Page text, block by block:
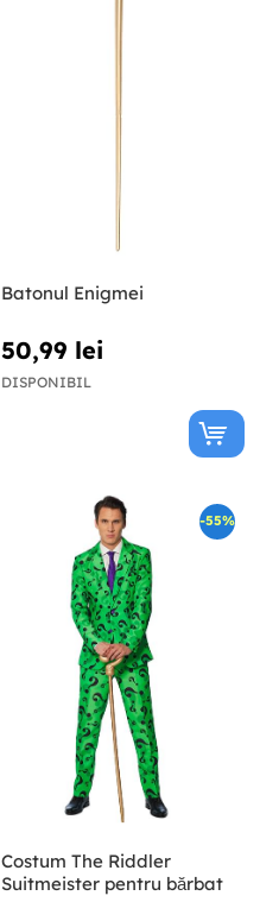
Batonul Enigmei
50,99 lei
DISPONIBIL
-55%
Costum The Riddler
Suitmeister pentru bărbat